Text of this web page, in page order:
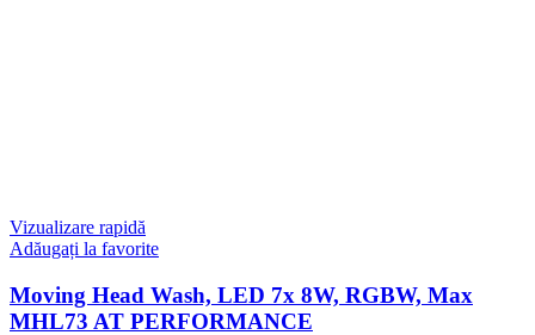
Vizualizare rapidă
Adăugați la favorite
Moving Head Wash, LED 7x 8W, RGBW, Max
MHL73 AT PERFORMANCE